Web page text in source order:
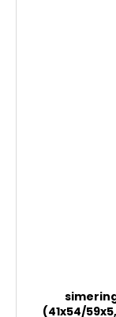
(41x54/